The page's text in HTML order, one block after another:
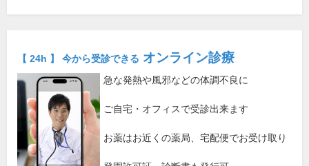
【 24h 】 今から受診できる オンライン診療
急な発熱や風邪などの体調不良に
ご自宅・オフィスで受診出来ます
お薬はお近くの薬局、宅配便でお受け取り